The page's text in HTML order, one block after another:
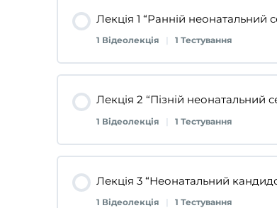
Лекція 1 “Ранній неонатальний
1 Відеолекція | 1 Тестування
Тестування “Ранній
Лекція 2 “Пізній неонатальний
1 Відеолекція | 1 Тестування
Лекція 3 “Неонатальний
1 Відеолекція | 1 Тестування